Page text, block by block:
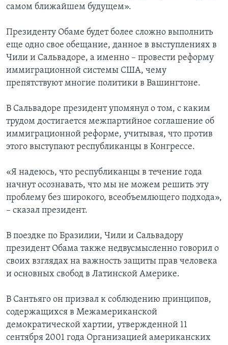
самом ближайшем будущем».
Президенту Обаме будет более сложно выполнить
еще одно свое обещание, данное в выступлениях в
Чили и Сальвадоре, а именно – провести реформу
иммиграционной системы США, чему
препятствуют многие политики в Вашингтоне.
В Сальвадоре президент упомянул о том, с каким
трудом достигается межпартийное соглашение об
иммиграционной реформе, учитывая, что против
этого выступают республиканцы в Конгрессе.
«Я надеюсь, что республиканцы в течение года
начнут осознавать, что мы не можем решить эту
проблему без широкого, всеобъемлющего подхода»,
– сказал президент.
В поездке по Бразилии, Чили и Сальвадору
президент Обама также недвусмысленно говорил о
своих взглядах на важность защиты прав человека
и основных свобод в Латинской Америке.
В Сантьяго он призвал к соблюдению принципов,
содержащихся в Межамериканской
демократической хартии, утвержденной 11
сентября 2001 года Организацией американских